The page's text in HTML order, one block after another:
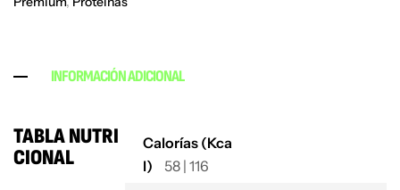
INFORMACIÓN ADICIONAL
TABLA NUTRI
CIONAL
Calorías (Kca
l)
58 | 116